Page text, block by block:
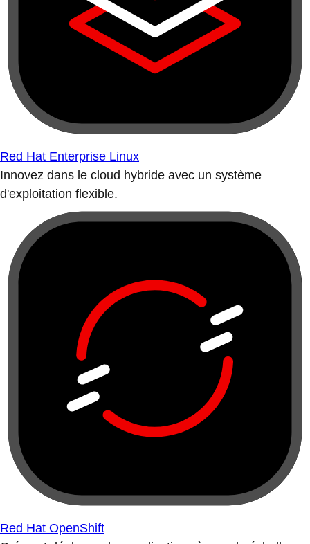
Red Hat Enterprise Linux
Innovez dans le cloud hybride avec un système
d'exploitation flexible.
Red Hat OpenShift